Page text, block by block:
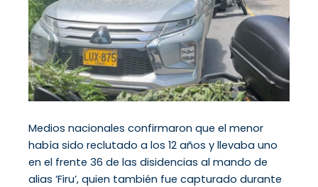
Medios nacionales confirmaron que el menor
había sido reclutado a los 12 años y llevaba uno
en el frente 36 de las disidencias al mando de
alias ‘Firu’, quien también fue capturado durante